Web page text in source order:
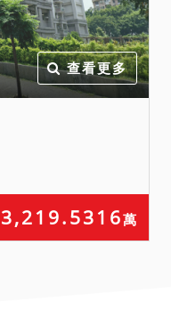
查看更多
3,219.5316萬